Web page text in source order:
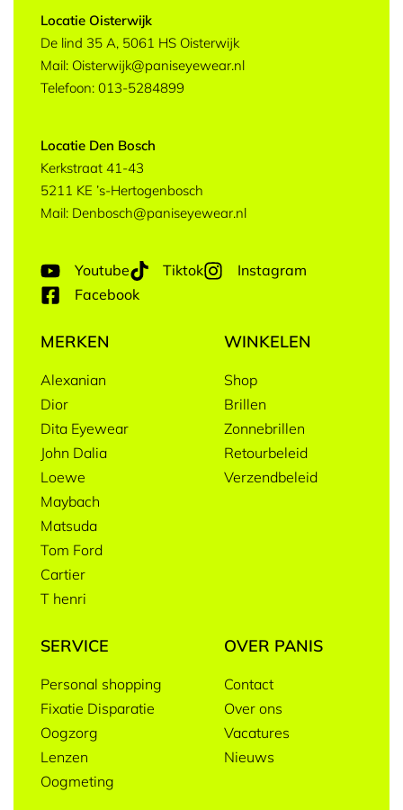
Locatie Oisterwijk
De lind 35 A, 5061 HS Oisterwijk
Mail: Oisterwijk@paniseyewear.nl
Telefoon: 013-5284899
Locatie Den Bosch
Kerkstraat 41-43
5211 KE ’s-Hertogenbosch
Mail: Denbosch@paniseyewear.nl
Youtube Tiktok
Instagram
Facebook
MERKEN
Alexanian
Dior
Dita Eyewear
John Dalia
Loewe
Maybach
Matsuda
Tom Ford
Cartier
T henri
WINKELEN
Shop
Brillen
Zonnebrillen
Retourbeleid
Verzendbeleid
SERVICE
Personal shopping
Fixatie Disparatie
Oogzorg
Lenzen
Oogmeting
OVER PANIS
Contact
Over ons
Vacatures
Nieuws